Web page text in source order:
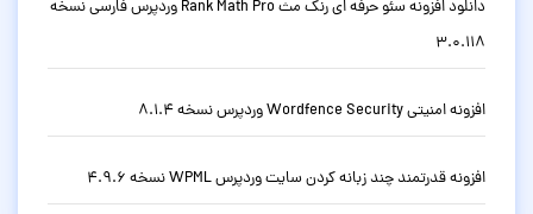
دانلود افزونه سئو حرفه ای رنک مث Rank Math Pro وردپرس فارسی نسخه
3.0.118
افزونه امنیتی Wordfence Security وردپرس نسخه 8.1.4
افزونه قدرتمند چند زبانه کردن سایت وردپرس WPML نسخه 4.9.6